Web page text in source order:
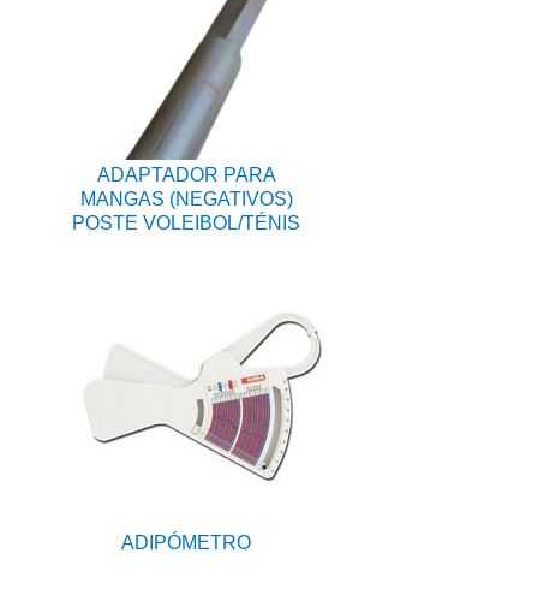
ADAPTADOR PARA
MANGAS (NEGATIVOS)
POSTE VOLEIBOL/TÉNIS
ADIPÓMETRO